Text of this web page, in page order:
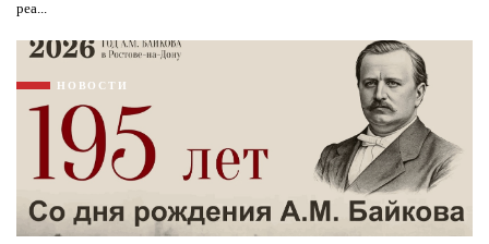
реа...
НОВОСТИ
Я согласен с
политикой конфиденциальности и
защиты информации*
Я согласен с
политикой конфиденциальности и